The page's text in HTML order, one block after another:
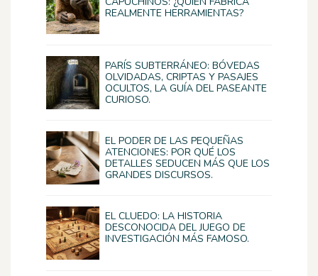
REALMENTE HERRAMIENTAS?
PARÍS SUBTERRÁNEO: BÓVEDAS
OLVIDADAS, CRIPTAS Y PASAJES
OCULTOS, LA GUÍA DEL PASEANTE
CURIOSO.
EL PODER DE LAS PEQUEÑAS
ATENCIONES: POR QUÉ LOS
DETALLES SEDUCEN MÁS QUE LOS
GRANDES DISCURSOS.
EL CLUEDO: LA HISTORIA
DESCONOCIDA DEL JUEGO DE
INVESTIGACIÓN MÁS FAMOSO.